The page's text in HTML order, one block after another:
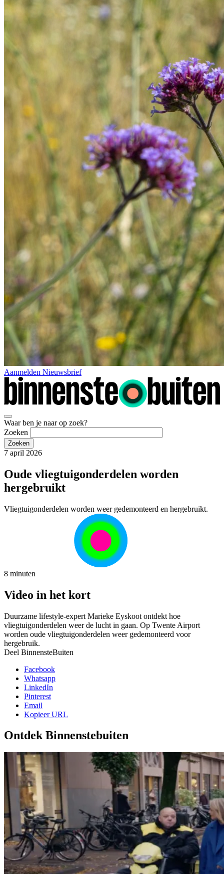
Aanmelden Nieuwsbrief
Waar ben je naar op zoek?
Zoeken
7 april 2026
Oude vliegtuigonderdelen worden
hergebruikt
Vliegtuigonderdelen worden weer gedemonteerd en hergebruikt.
8 minuten
Video in het kort
Duurzame lifestyle-expert Marieke Eyskoot ontdekt hoe
vliegtuigonderdelen weer de lucht in gaan. Op Twente Airport
worden oude vliegtuigonderdelen weer gedemonteerd voor
hergebruik.
Deel BinnensteBuiten
Facebook
Whatsapp
LinkedIn
Pinterest
Email
Kopieer URL
Ontdek Binnenstebuiten